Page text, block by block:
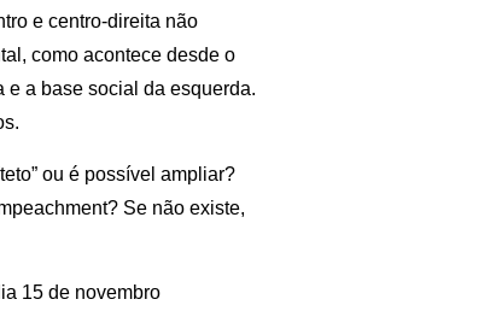
e centro-direita não
como acontece desde o
e a base social da esquerda.
ou é possível ampliar?
Se não existe,
15 de novembro